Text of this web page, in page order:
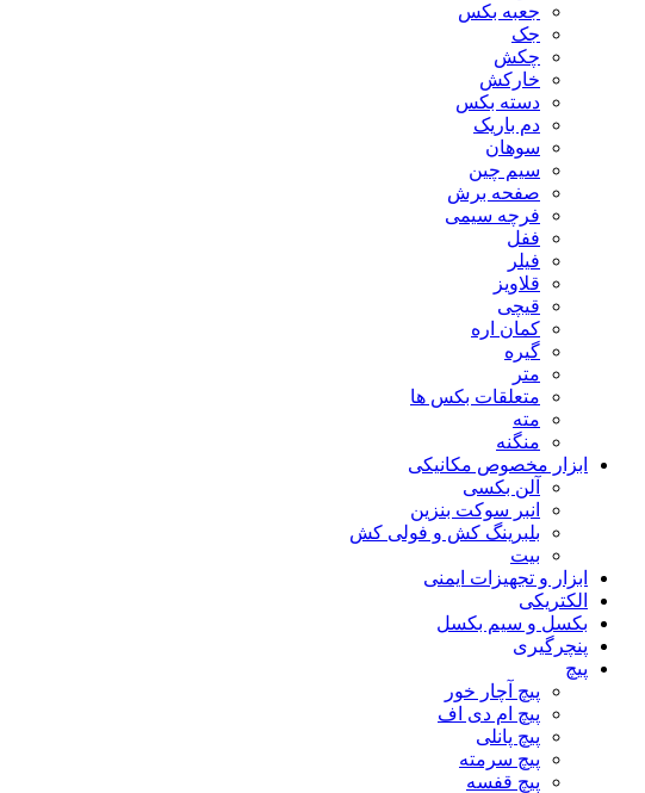
جعبه بکس
جک
چکش
خارکش
دسته بکس
دم باریک
سوهان
سیم چین
صفحه برش
فرچه سیمی
ففل
فیلر
قلاویز
قیچی
کمان اره
گیره
متر
متعلقات بکس ها
مته
منگنه
ابزار مخصوص مکانیکی
آلن بکسی
انبر سوکت بنزین
بلبرینگ کش و فولی کش
بیت
ابزار و تجهیزات ایمنی
الکتریکی
بکسل و سیم بکسل
پنچرگیری
پیچ
پیچ آچار خور
پیچ ام دی اف
پیچ پانلی
پیچ سرمته
پیچ قفسه